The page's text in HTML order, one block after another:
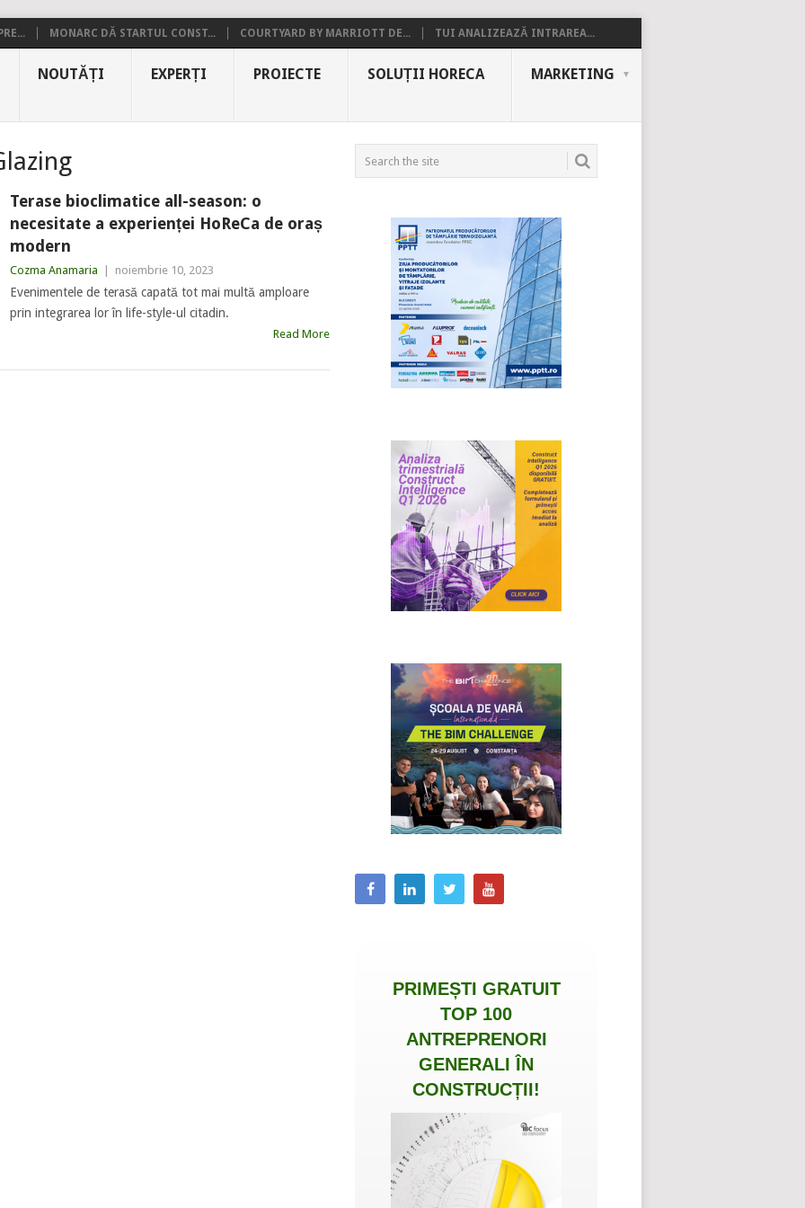
MONARC DĂ STARTUL CONST... COURTYARD BY MARRIOTT DE... TUI ANALIZEAZĂ INTRAREA...
NOUTĂȚI EXPERȚI PROIECTE SOLUȚII HORECA MARKETING
Terase bioclimatice all-season: o
necesitate a experienței HoReCa de oraș
modern
Cozma Anamaria noiembrie 10, 2023
Evenimentele de terasă capată tot mai multă amploare
prin integrarea lor în life-style-ul citadin.
Read More
PRIMEȘTI GRATUIT
TOP 100
ANTREPRENORI
GENERALI ÎN
CONSTRUCȚII!